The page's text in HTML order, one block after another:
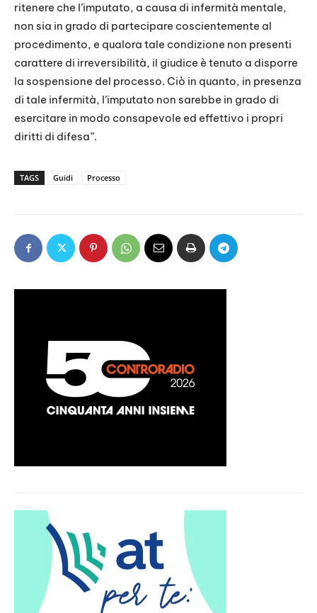
ritenere che l’imputato, a causa di infermità mentale,
non sia in grado di partecipare coscientemente al
procedimento, e qualora tale condizione non presenti
carattere di irreversibilità, il giudice è tenuto a disporre
la sospensione del processo. Ciò in quanto, in presenza
di tale infermità, l’imputato non sarebbe in grado di
esercitare in modo consapevole ed effettivo i propri
diritti di difesa”.
TAGS Guidi Processo